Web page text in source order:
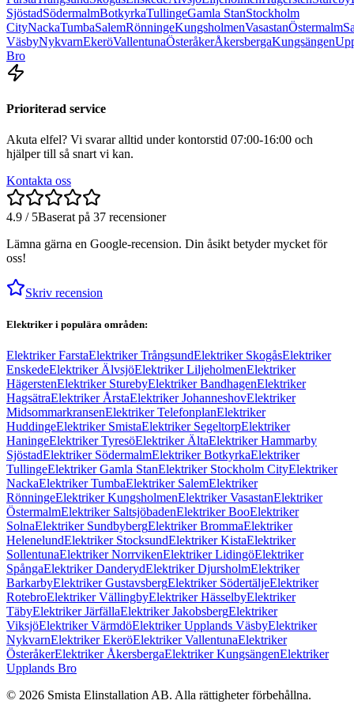
SjöstadSödermalmBotkyrkaTullingeGamla StanStockholm
CityNackaTumbaSalemRönningeKungsholmenVasastanÖstermalm
VäsbyNykvarnEkeröVallentunaÖsteråkerÅkersbergaKungsängen
Bro
Prioriterad service
Akuta elfel? Vi svarar alltid under kontorstid 07:00-16:00 och
hjälper till så snart vi kan.
Kontakta oss
4.9 / 5Baserat på 37 recensioner
Lämna gärna en Google-recension. Din åsikt betyder mycket för
oss!
Skriv recension
Elektriker i populära områden:
Elektriker FarstaElektriker TrångsundElektriker SkogåsElektriker
EnskedeElektriker ÄlvsjöElektriker LiljeholmenElektriker
HägerstenElektriker SturebyElektriker BandhagenElektriker
HagsätraElektriker ÅrstaElektriker JohanneshovElektriker
MidsommarkransenElektriker TelefonplanElektriker
HuddingeElektriker SmistaElektriker SegeltorpElektriker
HaningeElektriker TyresöElektriker ÄltaElektriker Hammarby
SjöstadElektriker SödermalmElektriker BotkyrkaElektriker
TullingeElektriker Gamla StanElektriker Stockholm CityElektriker
NackaElektriker TumbaElektriker SalemElektriker
RönningeElektriker KungsholmenElektriker VasastanElektriker
ÖstermalmElektriker SaltsjöbadenElektriker BooElektriker
SolnaElektriker SundbybergElektriker BrommaElektriker
HelenelundElektriker StocksundElektriker KistaElektriker
SollentunaElektriker NorrvikenElektriker LidingöElektriker
SpångaElektriker DanderydElektriker DjursholmElektriker
BarkarbyElektriker GustavsbergElektriker SödertäljeElektriker
RotebroElektriker VällingbyElektriker HässelbyElektriker
TäbyElektriker JärfällaElektriker JakobsbergElektriker
ViksjöElektriker VärmdöElektriker Upplands VäsbyElektriker
NykvarnElektriker EkeröElektriker VallentunaElektriker
ÖsteråkerElektriker ÅkersbergaElektriker KungsängenElektriker
Upplands Bro
© 2026 Smista Elinstallation AB. Alla rättigheter förbehållna.